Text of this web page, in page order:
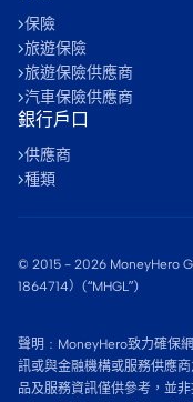
保險
旅遊保險
旅遊保險供應商
汽車保險供應商
銀行戶口
供應商
種類
© 2015 - 2026 MoneyHero
1864714）(“MHGL”)
聲明﹕MoneyHero致力確保
訊或與金融機構或服務供應
品及服務資訊僅供參考，並